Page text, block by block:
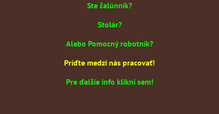
Ste čalúnník?
Stolár?
Alebo Pomocný robotník?
Príďte medzi nás pracovať!
Pre ďalšie info klikni sem!